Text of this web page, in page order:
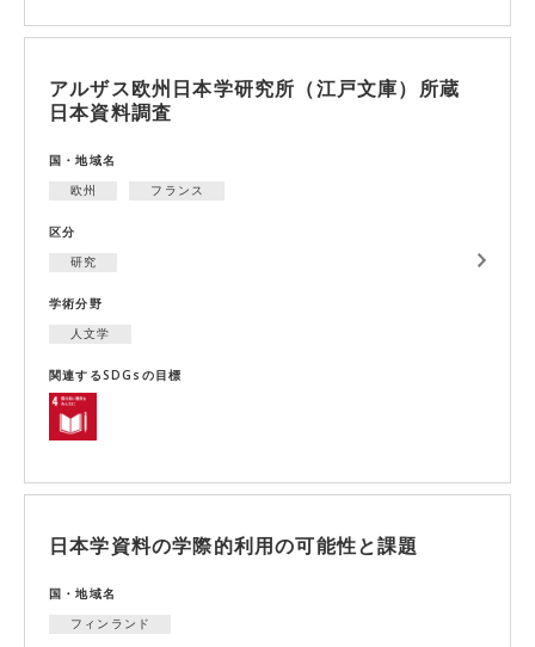
アルザス欧州日本学研究所（江戸文庫）所蔵
日本資料調査
国・地域名
欧州
フランス
区分
研究
学術分野
人文学
関連するSDGsの目標
日本学資料の学際的利用の可能性と課題
国・地域名
フィンランド